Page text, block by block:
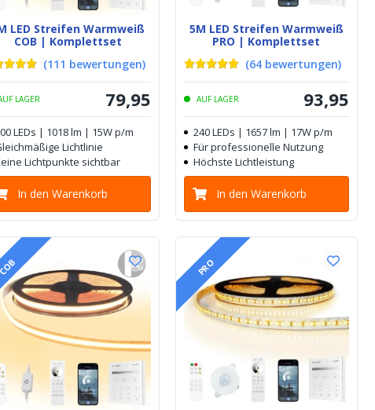
LED Streifen Warmweiß
COB | Komplettset
(111 bewertungen)
LAGER 79,95
LEDs | 1018 lm | 15W p/m
Lichtlinie
Lichtpunkte sichtbar
In den Warenkorb
5M LED Streifen Warmweiß
PRO | Komplettset
(64 bewertungen)
AUF LAGER 93,95
240 LEDs | 1657 lm | 17W p/m
Für professionelle Nutzung
Höchste Lichtleistung
In den Warenkorb
PRO